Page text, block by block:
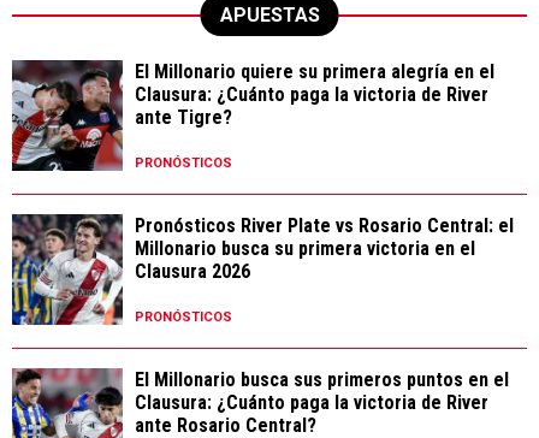
APUESTAS
El Millonario quiere su primera alegría en el
Clausura: ¿Cuánto paga la victoria de River
ante Tigre?
PRONÓSTICOS
Pronósticos River Plate vs Rosario Central: el
Millonario busca su primera victoria en el
Clausura 2026
PRONÓSTICOS
El Millonario busca sus primeros puntos en el
Clausura: ¿Cuánto paga la victoria de River
ante Rosario Central?